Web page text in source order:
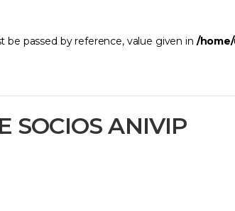
be passed by reference, value given in /
SOCIOS ANIVIP